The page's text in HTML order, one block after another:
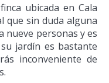
ubicada en Cala
que sin duda alguna
nueve personas y es
jardín es bastante
inconveniente de